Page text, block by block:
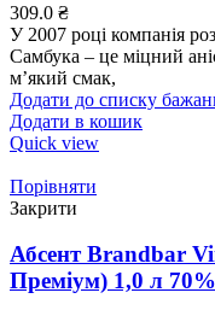
309.0 ₴
У 2007 році компанія
Самбука – це міцний
м’який смак,
Додати до списку
Додати в кошик
Quick view
Порівняти
Закрити
Абсент Brandbar
Преміум) 1,0 л 70%